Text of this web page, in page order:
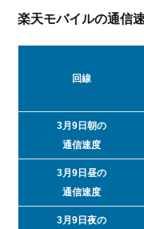
楽天モバイルの通信
回線
3月9日朝の
通信速度
3月9日昼の
通信速度
3月9日夜の